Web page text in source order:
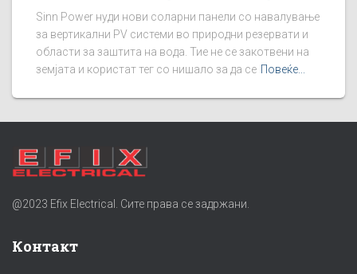
Sinn Power нуди нови соларни панели со навалување
за вертикални PV системи во природни резервати и
области за заштита на вода. Тие не се закотвени на
земјата и користат тег со нишало за да се Повеќе...
@2023 Efix Electrical. Сите права се задржани.
Контакт